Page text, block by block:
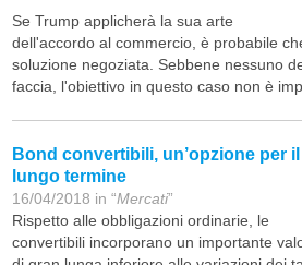
Se Trump applicherà la sua arte
dell'accordo al commercio, è probabile
soluzione negoziata. Sebbene nessuno
faccia, l'obiettivo in questo caso non è
Bond convertibili, un’opzione per il
lungo termine
16/04/2018 in “Mercati”
Rispetto alle obbligazioni ordinarie, le
convertibili incorporano un importante